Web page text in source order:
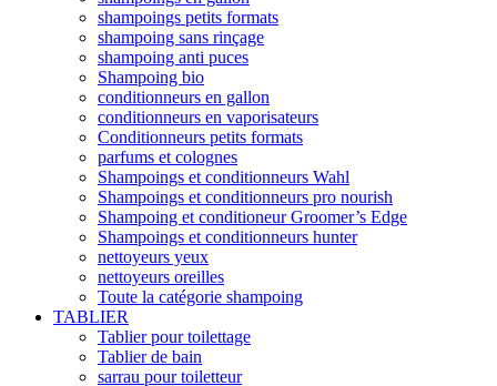
shampoings petits formats
shampoing sans rinçage
shampoing anti puces
Shampoing bio
conditionneurs en gallon
conditionneurs en vaporisateurs
Conditionneurs petits formats
parfums et colognes
Shampoings et conditionneurs Wahl
Shampoings et conditionneurs pro nourish
Shampoing et conditioneur Groomer’s Edge
Shampoings et conditionneurs hunter
nettoyeurs yeux
nettoyeurs oreilles
Toute la catégorie shampoing
TABLIER
Tablier pour toilettage
Tablier de bain
sarrau pour toiletteur